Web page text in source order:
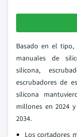
Basado en el tipo,
manuales de
silicona,
escrubadores de
silicona
millones en 2024
2034.
Los cortadores